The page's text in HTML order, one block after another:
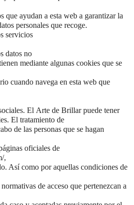
que ayudan a esta web a garantizar la
personales que recoge.
servicios
datos no
mediante algunas cookies que se
cuando navega en esta web que
El Arte de Brillar puede tener
El tratamiento de
de las personas que se hagan
oficiales de
,
Así como por aquellas condiciones de
de acceso que pertenezcan a